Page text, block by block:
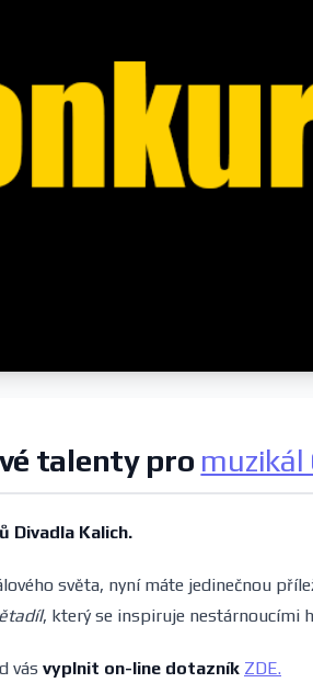
talenty pro muzikál
Divadla Kalich.
světa, nyní máte jedinečnou
, který se inspiruje nestárnoucími
vás vyplnit on-line dotazník ZDE.